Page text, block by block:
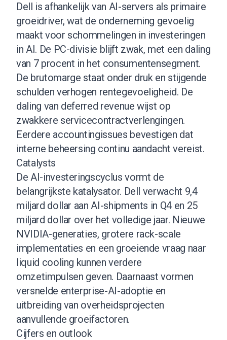
Dell is afhankelijk van AI-servers als primaire
groeidriver, wat de onderneming gevoelig
maakt voor schommelingen in investeringen
in AI. De PC-divisie blijft zwak, met een daling
van 7 procent in het consumentensegment.
De brutomarge staat onder druk en stijgende
schulden verhogen rentegevoeligheid. De
daling van deferred revenue wijst op
zwakkere servicecontractverlengingen.
Eerdere accountingissues bevestigen dat
interne beheersing continu aandacht vereist.
Catalysts
De AI-investeringscyclus vormt de
belangrijkste katalysator. Dell verwacht 9,4
miljard dollar aan AI-shipments in Q4 en 25
miljard dollar over het volledige jaar. Nieuwe
NVIDIA-generaties, grotere rack-scale
implementaties en een groeiende vraag naar
liquid cooling kunnen verdere
omzetimpulsen geven. Daarnaast vormen
versnelde enterprise-AI-adoptie en
uitbreiding van overheidsprojecten
aanvullende groeifactoren.
Cijfers en outlook